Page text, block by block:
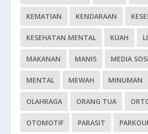
KEMATIAN KENDARAAN
KESEHATAN MENTAL KUAH
MAKANAN MANIS MEDIA
MENTAL MEWAH MINUMAN
OLAHRAGA ORANG TUA
OTOMOTIF PARASIT